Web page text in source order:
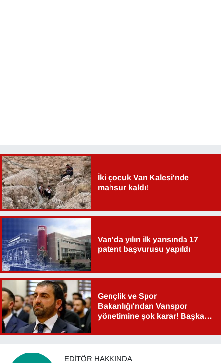
İki çocuk Van Kalesi'nde
mahsur kaldı!
Van'da yılın ilk yarısında 17
patent başvurusu yapıldı
Gençlik ve Spor
Bakanlığı'ndan Vanspor
yönetimine şok karar! Başkan
EDITÖR HAKKINDA